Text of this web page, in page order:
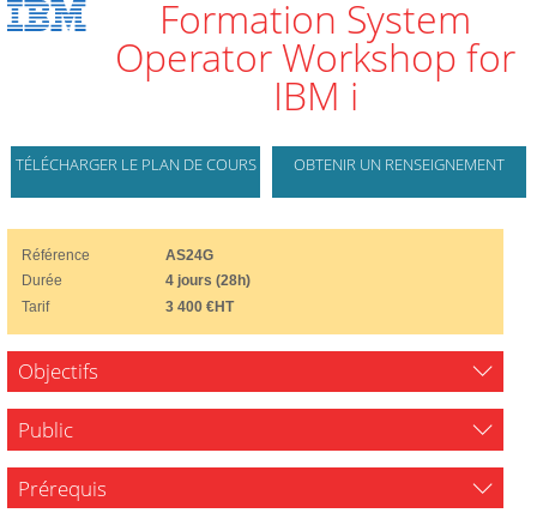
Formation System
Operator Workshop for
IBM i
TÉLÉCHARGER LE PLAN DE COURS OBTENIR UN RENSEIGNEMENT
Référence
AS24G
Durée
4 jours (28h)
Tarif
3 400 €HT
Objectifs
Public
Prérequis